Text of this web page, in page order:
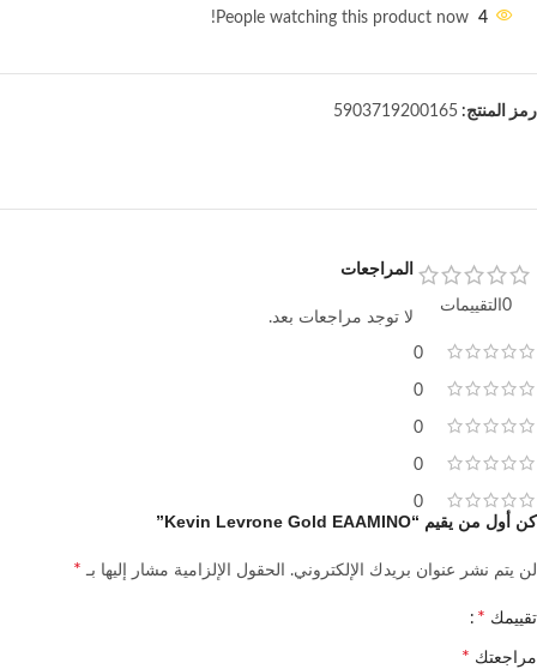
4
People watching this product now!
رمز المنتج: 5903719200165
0التقييمات
0
0
0
0
0
المراجعات
لا توجد مراجعات بعد.
كن أول من يقيم “Kevin Levrone Gold EAAMINO”
لن يتم نشر عنوان بريدك الإلكتروني. الحقول الإلزامية مشار إليها بـ *
تقييمك *
مراجعتك *